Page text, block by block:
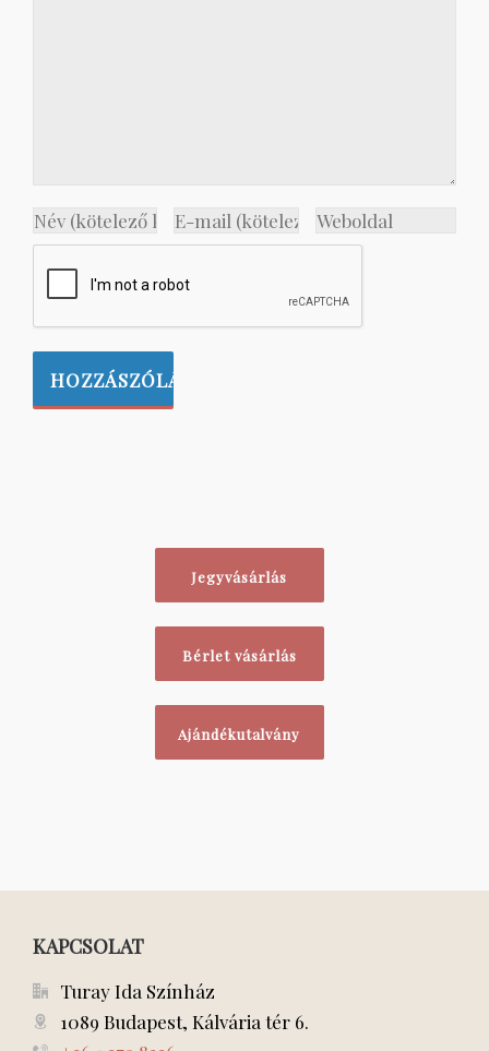
Jegyvásárlás
Bérlet vásárlás
Ajándékutalvány
KAPCSOLAT
Turay Ida Színház
1089 Budapest, Kálvária tér 6.